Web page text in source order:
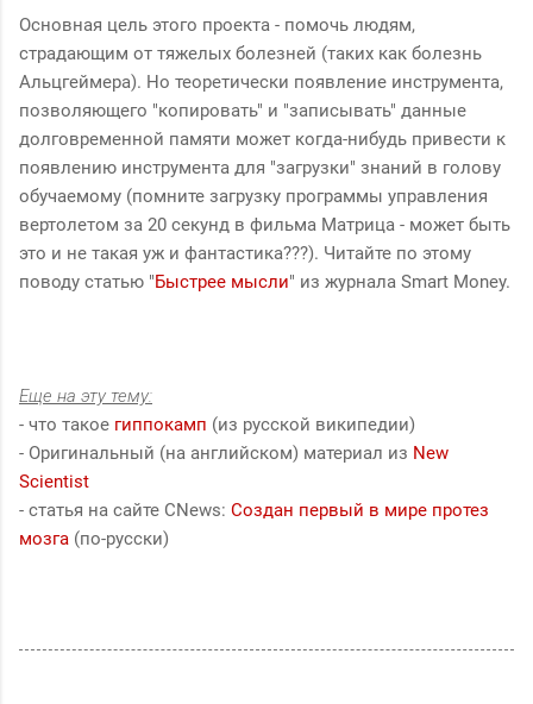
Основная цель этого проекта - помочь людям,
страдающим от тяжелых болезней (таких как болезнь
Альцгеймера). Но теоретически появление инструмента,
позволяющего "копировать" и "записывать" данные
долговременной памяти может когда-нибудь привести к
появлению инструмента для "загрузки" знаний в голову
обучаемому (помните загрузку программы управления
вертолетом за 20 секунд в фильма Матрица - может быть
это и не такая уж и фантастика???). Читайте по этому
поводу статью "Быстрее мысли" из журнала Smart Money.
Еще на эту тему:
- что такое гиппокамп (из русской википедии)
- Оригинальный (на английском) материал из New
Scientist
- статья на сайте CNews: Создан первый в мире протез
мозга (по-русски)